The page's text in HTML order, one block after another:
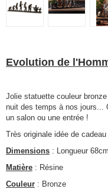
Evolution de
Jolie statuette couleur
nuit des temps à nos jours...
un salon ou une entrée !
Très originale idée de cadeau
Dimensions : Longueur
Matière : Résine
Couleur : Bronze